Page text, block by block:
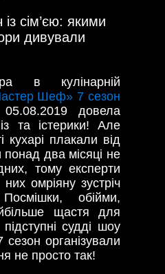
із сім’єю: якими
дивували
в кулінарній
Шеф» 7 сезон
довела
та істерики! Але
кухарі плакали від
понад два місяці не
тому експерти
омріяну зустріч
обійми,
щастя для
судді шоу
організували
не просто так!